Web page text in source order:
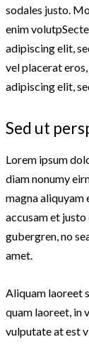
sodales justo.
enim
adipiscing elit,
vel placerat
adipiscing elit,
Sed ut
Lorem ipsum
diam nonumy
magna aliquyam
accusam et
gubergren, no
amet.
Aliquam laoreet
quam laoreet, in
vulputate at est